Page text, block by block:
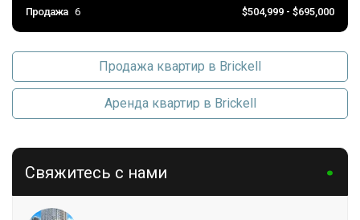
Продажа 6 $504,999 - $695,000
Продажа квартир в Brickell
Аренда квартир в Brickell
Свяжитесь с нами